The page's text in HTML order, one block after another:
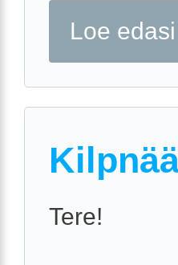
Loe edasi
Tere!